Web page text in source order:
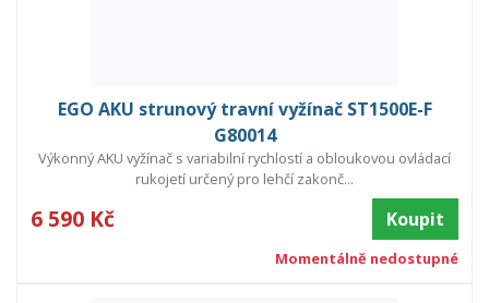
EGO AKU strunový travní vyžínač ST1500E-F
G80014
Výkonný AKU vyžínač s variabilní rychlostí a obloukovou ovládací
rukojetí určený pro lehčí zakonč...
6 590 Kč Koupit
Momentálně nedostupné